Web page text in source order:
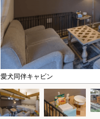
愛犬同伴キャビン